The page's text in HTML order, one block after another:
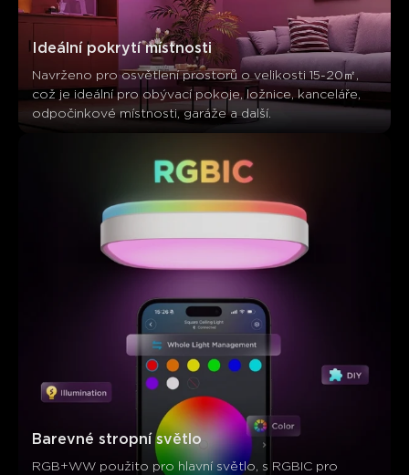
Ideální pokrytí místnosti
Navrženo pro osvětlení prostorů o velikosti 15-20㎡,
což je ideální pro obývací pokoje, ložnice, kanceláře,
odpočinkové místnosti, garáže a další.
Barevné stropní světlo
RGB+WW použito pro hlavní světlo, s RGBIC pro